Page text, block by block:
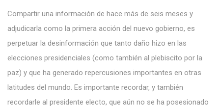
Compartir una información de hace más de seis meses y
adjudicarla como la primera acción del nuevo gobierno, es
perpetuar la desinformación que tanto daño hizo en las
elecciones presidenciales (como también al plebiscito por la
paz) y que ha generado repercusiones importantes en otras
latitudes del mundo. Es importante recordar, y también
recordarle al presidente electo, que aún no se ha posesionado